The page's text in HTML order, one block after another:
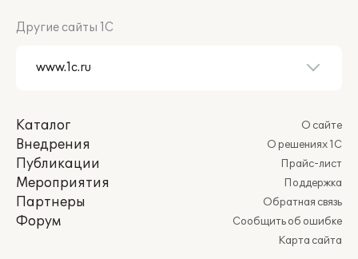
Другие сайты 1С
Каталог
Внедрения
Публикации
Мероприятия
Партнеры
Форум
О сайте
О решениях 1С
Прайс-лист
Поддержка
Обратная связь
Сообщить об ошибке
Карта сайта